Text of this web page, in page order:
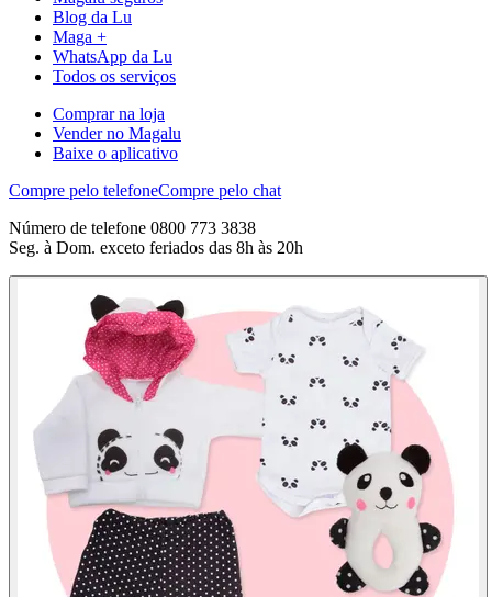
Blog da Lu
Maga +
WhatsApp da Lu
Todos os serviços
Comprar na loja
Vender no Magalu
Baixe o aplicativo
Compre pelo telefoneCompre pelo chat
Número de telefone 0800 773 3838
Seg. à Dom. exceto feriados das 8h às 20h